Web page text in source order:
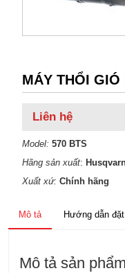
MÁY THỔI GIÓ
Liên hệ
Model: 570 BTS
Hãng sản xuất:
Xuất xứ: Chính hãng
Mô tả Hướng dẫn
Mô tả sản phẩm